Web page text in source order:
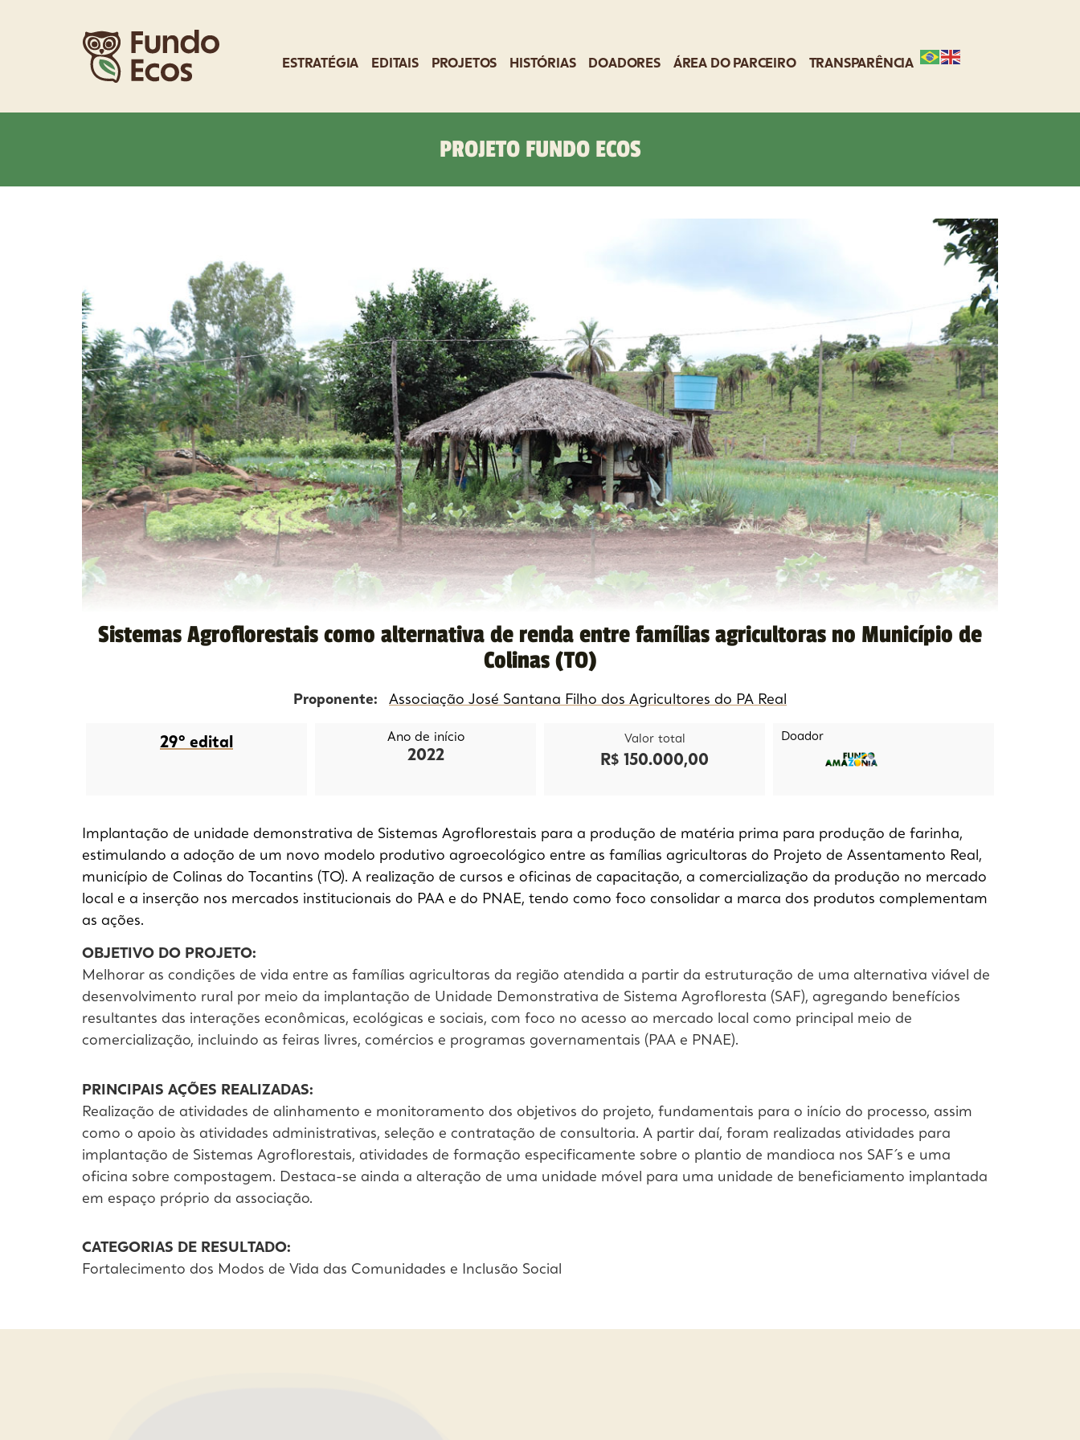
ESTRATÉGIA EDITAIS PROJETOS HISTÓRIAS DOADORES ÁREA DO PARCEIRO TRANSPARÊNCIA
PROJETO FUNDO ECOS
Sistemas Agroflorestais como alternativa de renda entre famílias agricultoras no Município de
Colinas (TO)
Proponente: Associação José Santana Filho dos Agricultores do PA Real
29º edital Ano de início
2022
Valor total
R$ 150.000,00
Doador
Implantação de unidade demonstrativa de Sistemas Agroflorestais para a produção de matéria prima para produção de farinha,
estimulando a adoção de um novo modelo produtivo agroecológico entre as famílias agricultoras do Projeto de Assentamento Real,
município de Colinas do Tocantins (TO). A realização de cursos e oficinas de capacitação, a comercialização da produção no mercado
local e a inserção nos mercados institucionais do PAA e do PNAE, tendo como foco consolidar a marca dos produtos complementam
as ações.
OBJETIVO DO PROJETO:
Melhorar as condições de vida entre as famílias agricultoras da região atendida a partir da estruturação de uma alternativa viável de
desenvolvimento rural por meio da implantação de Unidade Demonstrativa de Sistema Agrofloresta (SAF), agregando benefícios
resultantes das interações econômicas, ecológicas e sociais, com foco no acesso ao mercado local como principal meio de
comercialização, incluindo as feiras livres, comércios e programas governamentais (PAA e PNAE).
PRINCIPAIS AÇÕES REALIZADAS:
Realização de atividades de alinhamento e monitoramento dos objetivos do projeto, fundamentais para o início do processo, assim
como o apoio às atividades administrativas, seleção e contratação de consultoria. A partir daí, foram realizadas atividades para
implantação de Sistemas Agroflorestais, atividades de formação especificamente sobre o plantio de mandioca nos SAF´s e uma
oficina sobre compostagem. Destaca-se ainda a alteração de uma unidade móvel para uma unidade de beneficiamento implantada
em espaço próprio da associação.
CATEGORIAS DE RESULTADO:
Fortalecimento dos Modos de Vida das Comunidades e Inclusão Social